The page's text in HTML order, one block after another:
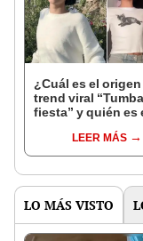
¿Cuál es el origen
trend viral
fiesta” y quién es
LEER MÁS
LO MÁS VISTO